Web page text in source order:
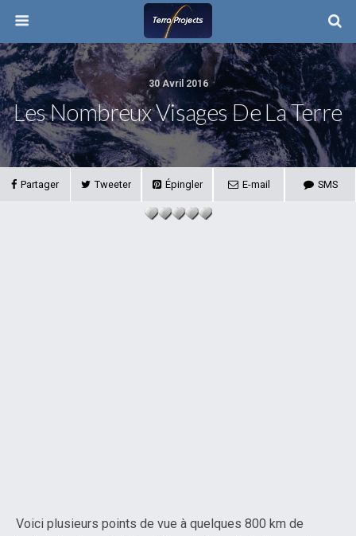
30 Avril 2016
Les Nombreux Visages De La Terre
Partager Tweeter Épingler E-mail SMS
Voici plusieurs points de vue à quelques 800 km de